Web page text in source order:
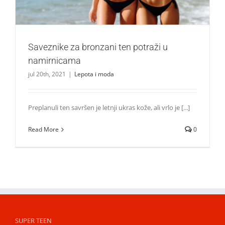
Saveznike za bronzani ten potraži u
namirnicama
jul 20th, 2021 | Lepota i moda
Preplanuli ten savršen je letnji ukras kože, ali vrlo je [...]
Read More 0
SUPER TEEN